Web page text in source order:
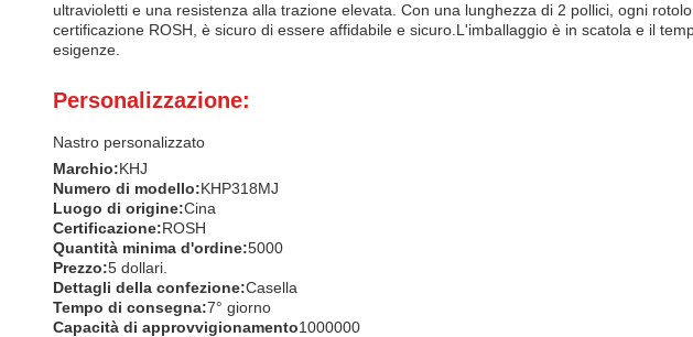
ultravioletti e una resistenza alla trazione elevata. Con una lunghezza di 2 pollici, ogni
certificazione ROSH, è sicuro di essere affidabile e sicuro.L'imballaggio è in scatola e il
esigenze.
Personalizzazione:
Nastro personalizzato
Marchio:KHJ
Numero di modello:KHP318MJ
Luogo di origine:Cina
Certificazione:ROSH
Quantità minima d'ordine:5000
Prezzo:5 dollari.
Dettagli della confezione:Casella
Tempo di consegna:7° giorno
Capacità di approvvigionamento1000000